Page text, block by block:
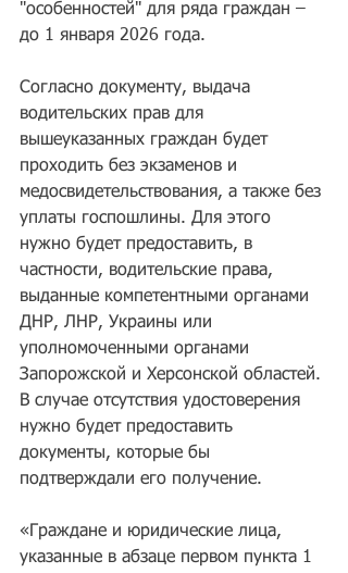
"особенностей" для ряда граждан –
до 1 января 2026 года.
Согласно документу, выдача
водительских прав для
вышеуказанных граждан будет
проходить без экзаменов и
медосвидетельствования, а также без
уплаты госпошлины. Для этого
нужно будет предоставить, в
частности, водительские права,
выданные компетентными органами
ДНР, ЛНР, Украины или
уполномоченными органами
Запорожской и Херсонской областей.
В случае отсутствия удостоверения
нужно будет предоставить
документы, которые бы
подтверждали его получение.
«Граждане и юридические лица,
указанные в абзаце первом пункта 1